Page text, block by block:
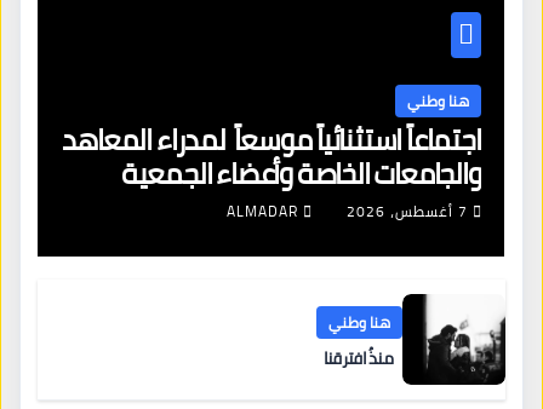
هنا وطني
اجتماعاً استثنائياً موسعاً لمدراء المعاهد
والجامعات الخاصة وأعضاء الجمعية
العمومية للنقابة العامة لمؤسسات
7 أغسطس، 2026 ALMADAR
هنا وطني
منذُ افترقنا